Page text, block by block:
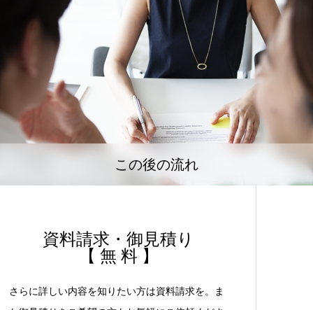
この後の流れ
資料請求・御見積り
【 無 料 】
さらに詳しい内容を知りたい方は資料請求を。ま